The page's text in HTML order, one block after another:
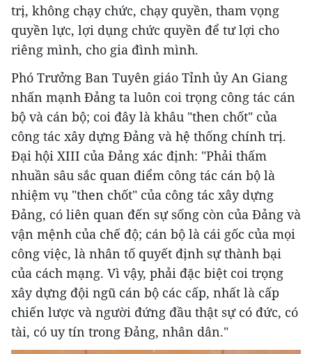
trị, không chạy chức, chạy quyền, tham vọng
quyền lực, lợi dụng chức quyền để tư lợi cho
riêng mình, cho gia đình mình.
Phó Trưởng Ban Tuyên giáo Tỉnh ủy An Giang
nhấn mạnh Đảng ta luôn coi trọng công tác cán
bộ và cán bộ; coi đây là khâu "then chốt" của
công tác xây dựng Đảng và hệ thống chính trị.
Đại hội XIII của Đảng xác định: "Phải thấm
nhuần sâu sắc quan điểm công tác cán bộ là
nhiệm vụ "then chốt" của công tác xây dựng
Đảng, có liên quan đến sự sống còn của Đảng và
vận mệnh của chế độ; cán bộ là cái gốc của mọi
công việc, là nhân tố quyết định sự thành bại
của cách mạng. Vì vậy, phải đặc biệt coi trọng
xây dựng đội ngũ cán bộ các cấp, nhất là cấp
chiến lược và người đứng đầu thật sự có đức, có
tài, có uy tín trong Đảng, nhân dân."